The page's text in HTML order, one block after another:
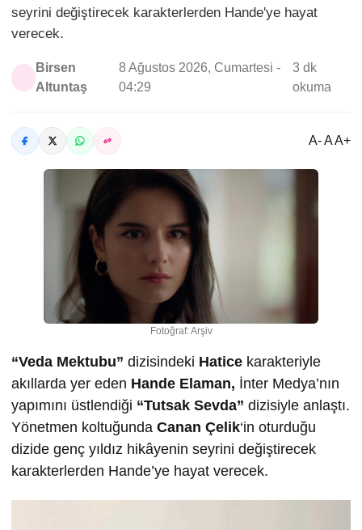
seyrini değiştirecek karakterlerden Hande'ye hayat
verecek.
Birsen
Altuntaş
8 Ağustos 2026, Cumartesi -
04:29
3 dk
okuma
A- A A+
Fotoğraf: Arşiv
“Veda Mektubu” dizisindeki Hatice karakteriyle
akıllarda yer eden Hande Elaman, İnter Medya’nın
yapımını üstlendiği “Tutsak Sevda” dizisiyle anlaştı.
Yönetmen koltuğunda Canan Çelik‘in oturduğu
dizide genç yıldız hikâyenin seyrini değiştirecek
karakterlerden Hande’ye hayat verecek.